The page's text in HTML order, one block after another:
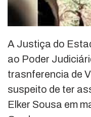
A Justiça do
ao Poder
trasnferencia de
suspeito de ter
Elker Sousa em